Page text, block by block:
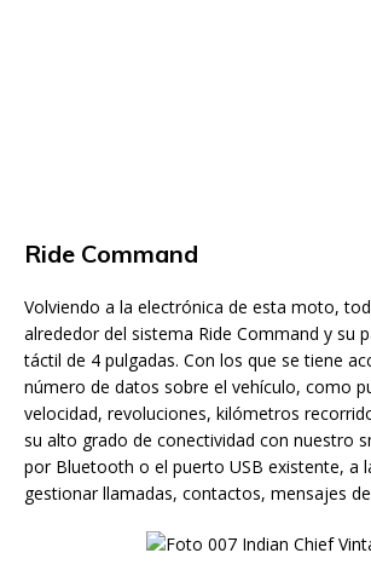
Ride Command
Volviendo a la electrónica de esta moto,
alrededor del sistema Ride Command y su
táctil de 4 pulgadas. Con los que se tiene
número de datos sobre el vehículo, como
velocidad, revoluciones, kilómetros
su alto grado de conectividad con nuestro
por Bluetooth o el puerto USB existente, a
gestionar llamadas, contactos, mensajes